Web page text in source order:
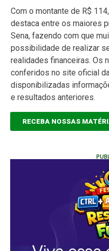
Com o montante de R$
destaca entre os maiores
Sena, fazendo com que
possibilidade de realizar
realidades financeiras. Os
conferidos no site oficial
disponibilizadas
e resultados anteriores.
RECEBA NOSSAS